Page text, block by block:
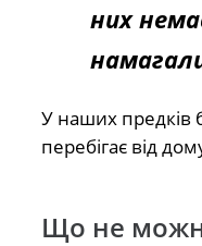
них
У наших предків
перебігає від
Що не